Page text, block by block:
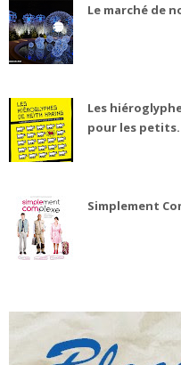
Le marché de
Les
pour les
Simplement